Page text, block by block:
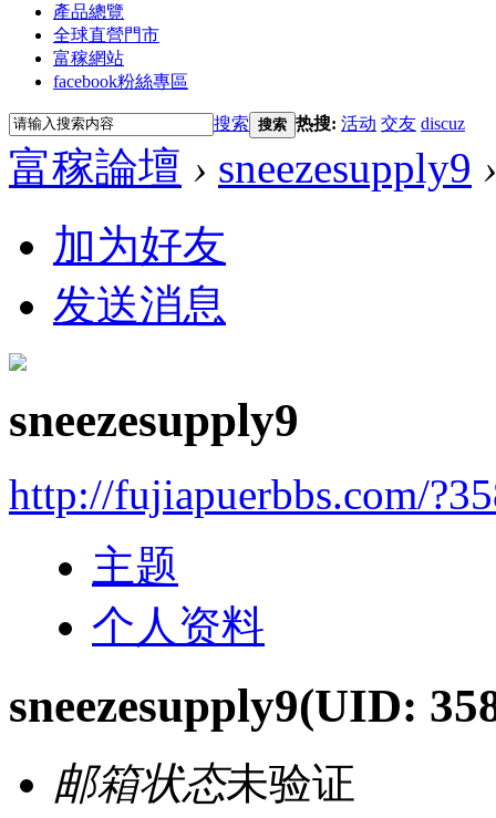
產品總覽
全球直營門市
富稼網站
facebook粉絲專區
搜索 搜索 热搜: 活动 交友 discuz
富稼論壇 › sneezesupply9 ›
加为好友
发送消息
sneezesupply9
http://fujiapuerbbs.com/
主题
个人资料
sneezesupply9(UID:
邮箱状态未验证